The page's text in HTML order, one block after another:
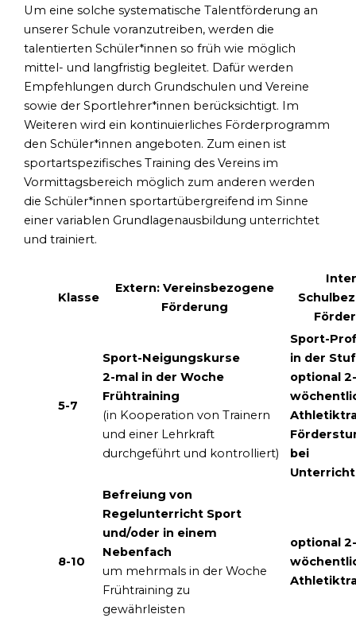
Um eine solche systematische Talentförderung an
unserer Schule voranzutreiben, werden die
talentierten Schüler*innen so früh wie möglich
mittel- und langfristig begleitet. Dafür werden
Empfehlungen durch Grundschulen und Vereine
sowie der Sportlehrer*innen berücksichtigt. Im
Weiteren wird ein kontinuierliches Förderprogramm
den Schüler*innen angeboten. Zum einen ist
sportartspezifisches Training des Vereins im
Vormittagsbereich möglich zum anderen werden
die Schüler*innen sportartübergreifend im Sinne
einer variablen Grundlagenausbildung unterrichtet
und trainiert.
Klasse
Extern: Vereinsbezogene
Förderung
5-7
Sport-Neigungskurse
2-mal in der Woche
Frühtraining
(in Kooperation von Trainern
und einer Lehrkraft
durchgeführt und kontrolliert)
Sport-
in der
optional
bei
8-10
Befreiung von
Regelunterricht Sport
und/oder in einem
Nebenfach
um mehrmals in der Woche
Frühtraining zu
gewährleisten
optional